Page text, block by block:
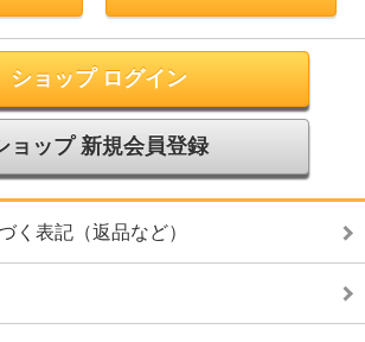
ショップ ログイン
ョップ 新規会員登録
く表記（返品など）